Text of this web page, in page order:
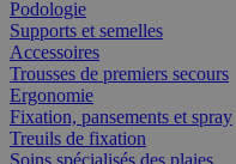
Podologie
Supports et semelles
Accessoires
Trousses de premiers secours
Ergonomie
Fixation, pansements et spray
Treuils de fixation